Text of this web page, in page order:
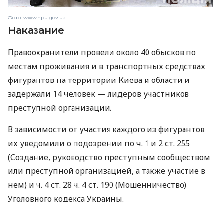
Фото: www.npu.gov.ua
Наказание
Правоохранители провели около 40 обысков по
местам проживания и в транспортных средствах
фигурантов на территории Киева и области и
задержали 14 человек — лидеров участников
преступной организации.
В зависимости от участия каждого из фигурантов
их уведомили о подозрении по ч. 1 и 2 ст. 255
(Создание, руководство преступным сообществом
или преступной организацией, а также участие в
нем) и ч. 4 ст. 28 ч. 4 ст. 190 (Мошенничество)
Уголовного кодекса Украины.